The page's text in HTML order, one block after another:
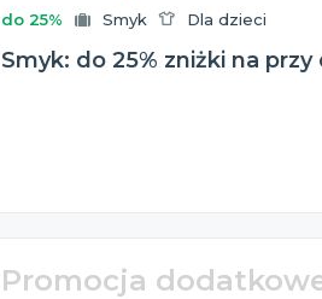
do 25% Smyk Dla dzieci
Smyk: do 25% zniżki na
Promocja